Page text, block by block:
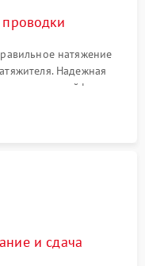
натяжение
Надежная
клемм и шлейфов к
панелей, люка и
и сдача